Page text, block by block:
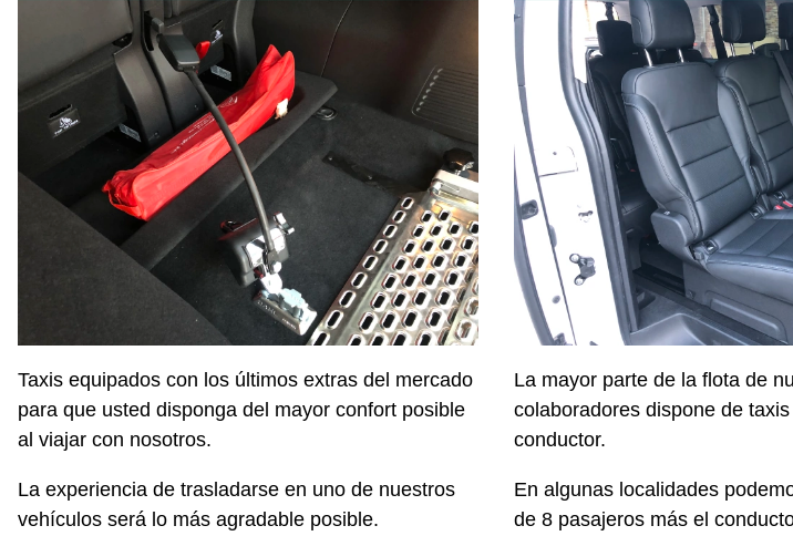
Taxis equipados con los últimos extras del mercado
para que usted disponga del mayor confort posible
al viajar con nosotros.
La experiencia de trasladarse en uno de nuestros
vehículos será lo más agradable posible.
La mayor parte de la flota de
colaboradores dispone de
conductor.
En algunas localidades
de 8 pasajeros más el